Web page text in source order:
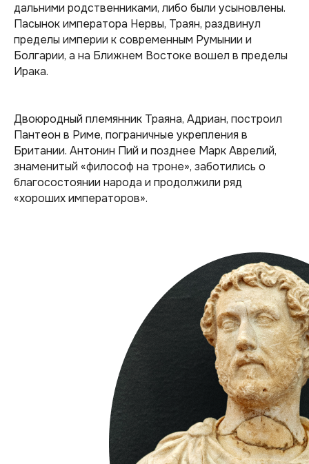
дальними родственниками, либо были усыновлены.
Пасынок императора Нервы, Траян, раздвинул
пределы империи к современным Румынии и
Болгарии, а на Ближнем Востоке вошел в пределы
Ирака.
Двоюродный племянник Траяна, Адриан, построил
Пантеон в Риме, пограничные укрепления в
Британии. Антонин Пий и позднее Марк Аврелий,
знаменитый «философ на троне», заботились о
благосостоянии народа и продолжили ряд
«хороших императоров».